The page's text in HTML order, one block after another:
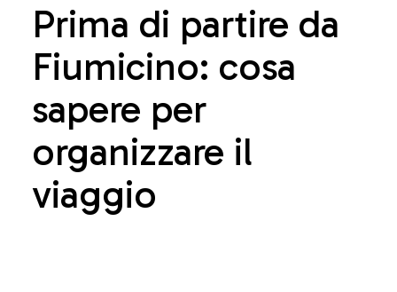
Prima di partire da
Fiumicino: cosa
sapere per
organizzare il
viaggio